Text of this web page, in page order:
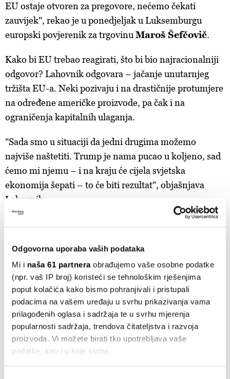
Odgovorna uporaba vaših podataka
Mi i naša 61 partneraobrađujemo vaše osobne podatke
(npr. vaš IP broj) koristeći se tehnološkim rješenjima
poput kolačića kako bismo pohranjivali i pristupali
podacima na vašem uređaju u svrhu prikazivanja vama
prilagođenih oglasa i sadržaja te u svrhu mjerenja
popularnosti sadržaja, trendova čitateljstva i razvoja
proizvoda. Vi možete birati tko upotrebljava vaše
podatke, kao i u koje svrhe.
EU ostaje otvoren za pregovore, nećemo čekati
zauvijek", rekao je u ponedjeljak u Luksemburgu
europski povjerenik za trgovinu Maroš Šefčovič.
Kako bi EU trebao reagirati, što bi bio najracionalniji
odgovor? Lahovnik odgovara – jačanje unutarnjeg
tržišta EU-a. Neki pozivaju i na drastičnije protumjere
na određene američke proizvode, pa čak i na
ograničenja kapitalnih ulaganja.
"Sada smo u situaciji da jedni drugima možemo
najviše naštetiti. Trump je nama pucao u koljeno, sad
ćemo mi njemu – i na kraju će cijela svjetska
ekonomija šepati – to će biti rezultat", objašnjava
Lahovnik.
"Dugoročno će i EU morati odgovoriti i
samo ozbiljan, odlučan odgovor",
uvjeren je Lahovnik.
Kratkoročno, jedini racionalan odgovor jačanje je
unutarnjeg tržišta i trgovine među članicama EU-a, a
dugoročno? "I EU će morati uzvratiti i pokazati snagu,
jer Trump razumije samo odlučne poteze. Ako toga ne
bude, bojim se da će to shvatiti kao zeleno svjetlo za
daljnje slične mjere."